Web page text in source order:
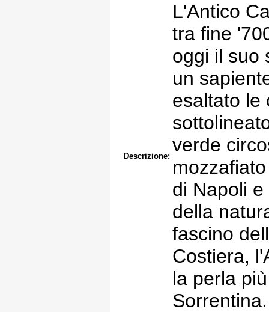
Descrizione:
L'Antico
tra fine
oggi il suo
un
esaltato le
verde
di Napoli
della
fascino
Costiera,
la perla
Sorrentina.